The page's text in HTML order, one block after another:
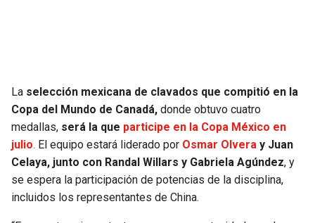
COMMANDERS
CARDINALS
RAMS
49ERS
KINGS
MAVERICKS
ROCKETS
GRIZZLIES
La selección mexicana de clavados que compitió en la
Copa del Mundo de Canadá, donde obtuvo cuatro
medallas, será la que participe en la Copa México en
julio. El equipo estará liderado por Osmar Olvera y Juan
Celaya, junto con Randal Willars y Gabriela Agúndez, y
se espera la participación de potencias de la disciplina,
incluidos los representantes de China.